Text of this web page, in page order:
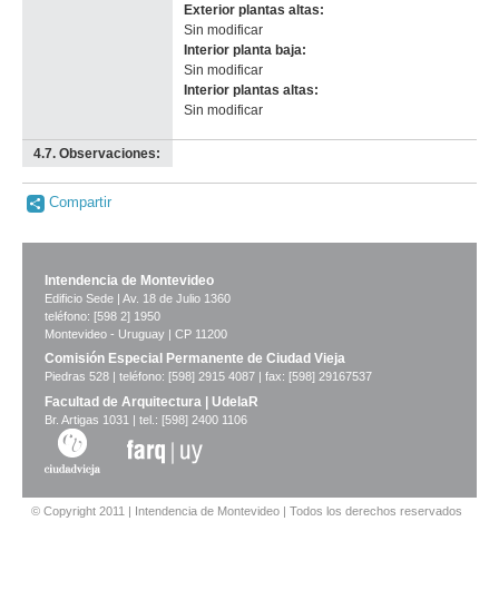
Exterior plantas altas:
Sin modificar
Interior planta baja:
Sin modificar
Interior plantas altas:
Sin modificar
4.7. Observaciones:
Compartir
Intendencia de Montevideo
Edificio Sede | Av. 18 de Julio 1360
teléfono: [598 2] 1950
Montevideo - Uruguay | CP 11200
Comisión Especial Permanente de Ciudad Vieja
Piedras 528 | teléfono: [598] 2915 4087 | fax: [598] 29167537
Facultad de Arquitectura | UdelaR
Br. Artigas 1031 | tel.: [598] 2400 1106
© Copyright 2011 | Intendencia de Montevideo | Todos los derechos reservados